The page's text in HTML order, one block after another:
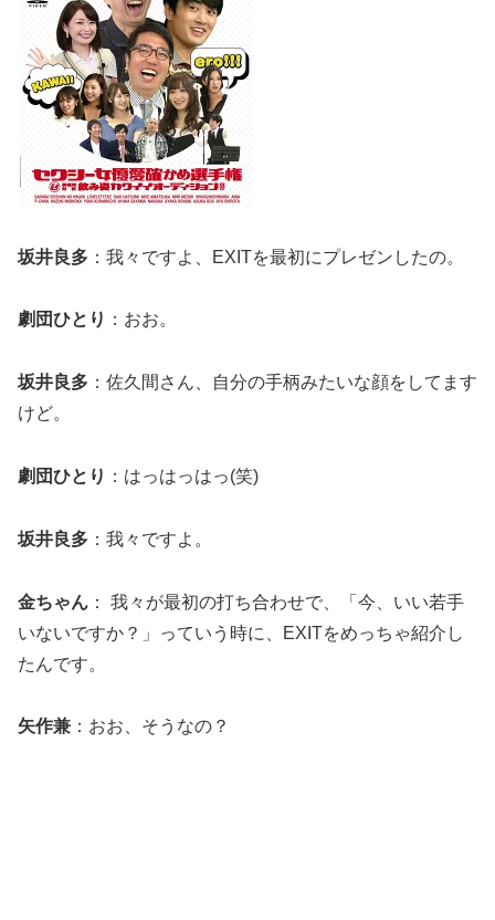
坂井良多 ：我々ですよ、EXITを最初にプレゼンしたの。
劇団ひとり ：おお。
坂井良多 ：佐久間さん、自分の手柄みたいな顔をしてます
けど。
劇団ひとり ：はっはっはっ(笑)
坂井良多 ：我々ですよ。
金ちゃん ： 我々が最初の打ち合わせで、「今、いい若手
いないですか？」っていう時に、EXITをめっちゃ紹介し
たんです。
矢作兼 ：おお、そうなの？